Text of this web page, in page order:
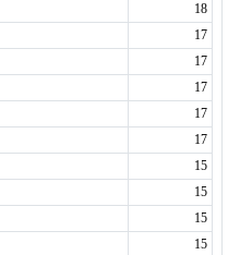
18
17
17
17
17
17
15
15
15
15